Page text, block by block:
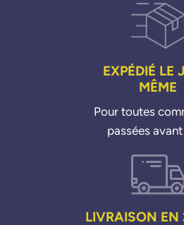
EXPÉDIÉ LE
MÊME
Pour toutes
passées avant
LIVRAISON